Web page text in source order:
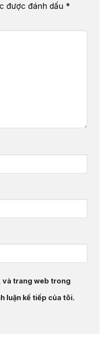
được đánh dấu *
và trang web trong
luận kế tiếp của tôi.